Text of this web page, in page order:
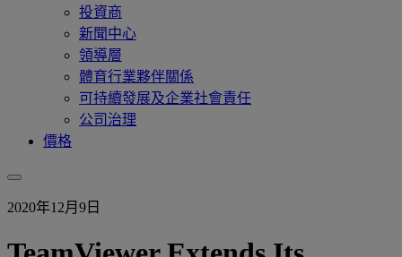
投資商
新聞中心
領導層
體育行業夥伴關係
可持續發展及企業社會責任
公司治理
價格
2020年12月9日